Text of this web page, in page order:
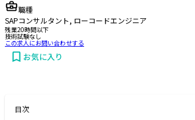
職種
SAPコンサルタント, ローコードエンジニア
残業20時間以下
技術試験なし
この求人にお問い合わせする
お気に入り
目次